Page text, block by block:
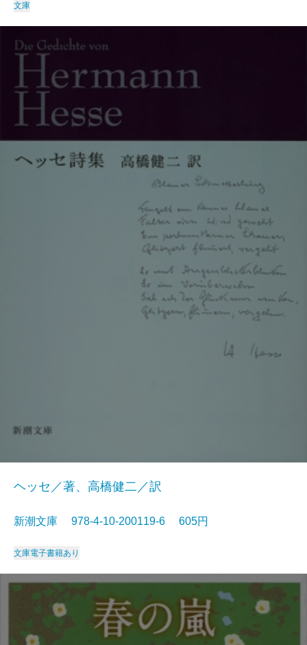
文庫
ヘッセ／著、高橋健二／訳
新潮文庫 978-4-10-200119-6 605円
文庫電子書籍あり